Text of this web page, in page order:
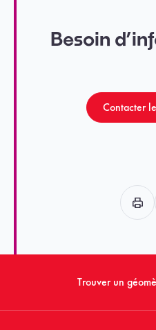
Besoin
Contacter
Trouver un